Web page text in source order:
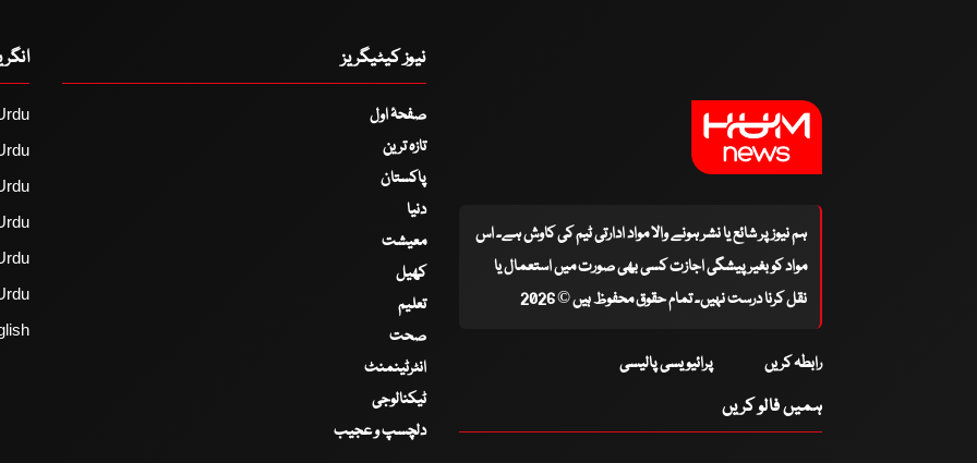
ہم نیوز پر شائع یا نشر ہونے والا مواد ادارتی ٹیم کی کاوش ہے۔ اس
مواد کو بغیر پیشگی اجازت کسی بھی صورت میں استعمال یا
نقل کرنا درست نہیں۔ تمام حقوق محفوظ ہیں © 2026
رابطہ کریں پرائیویسی پالیسی
ہمیں فالو کریں
نیوز کیٹیگریز
صفحۂ اول
تازہ ترین
پاکستان
دنیا
معیشت
کھیل
تعلیم
صحت
انٹرٹینمنٹ
ٹیکنالوجی
دلچسپ و عجیب